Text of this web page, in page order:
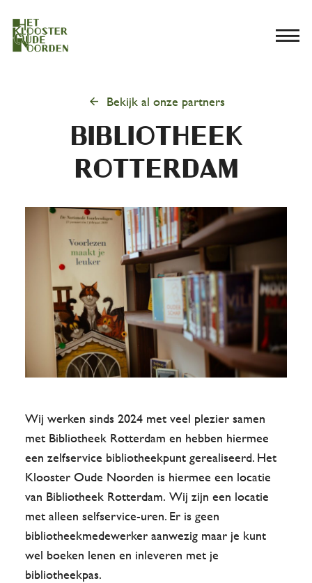
menu
arrow_back Bekijk al onze partners
bibliotheek
rotterdam
Wij werken sinds 2024 met veel plezier samen
met Bibliotheek Rotterdam en hebben hiermee
een zelfservice bibliotheekpunt gerealiseerd. Het
Klooster Oude Noorden is hiermee een locatie
van Bibliotheek Rotterdam. Wij zijn een locatie
met alleen selfservice-uren. Er is geen
bibliotheekmedewerker aanwezig maar je kunt
wel boeken lenen en inleveren met je
bibliotheekpas.